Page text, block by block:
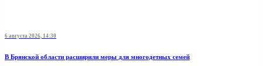
6 августа 2026, 14:30
В Брянской области расширили меры для многодетных семей